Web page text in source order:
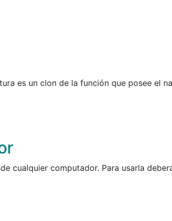
es un clon de la función que posee el
cualquier computador. Para usarla